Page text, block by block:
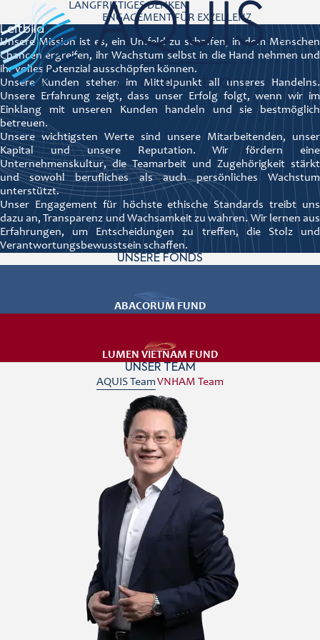
DE
LANGFRISTIGES DENKEN
ENGAGEMENT FÜR EXZELLENZ
Leitbild
Unsere Mission ist es, ein Umfeld zu schaffen, in dem Menschen
Chancen ergreifen, ihr Wachstum selbst in die Hand nehmen und
ihr volles Potenzial ausschöpfen können.
Unsere Kunden stehen im Mittelpunkt all unseres Handelns.
Unsere Erfahrung zeigt, dass unser Erfolg folgt, wenn wir im
Einklang mit unseren Kunden handeln und sie bestmöglich
betreuen.
Unsere wichtigsten Werte sind unsere Mitarbeitenden, unser
Kapital und unsere Reputation. Wir fördern eine
Unternehmenskultur, die Teamarbeit und Zugehörigkeit stärkt
und sowohl berufliches als auch persönliches Wachstum
unterstützt.
Unser Engagement für höchste ethische Standards treibt uns
dazu an, Transparenz und Wachsamkeit zu wahren. Wir lernen aus
Erfahrungen, um Entscheidungen zu treffen, die Stolz und
Verantwortungsbewusstsein schaffen.
UNSERE FONDS
ABACORUM FUND
LUMEN VIETNAM FUND
UNSER TEAM
AQUIS TeamVNHAM Team